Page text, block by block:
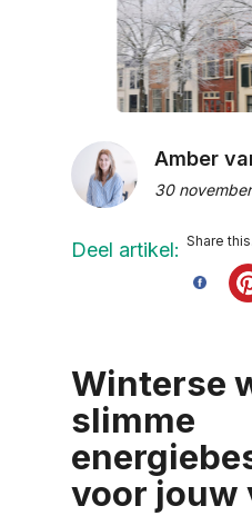
Amber
30
Deel artikel: Share
Winterse
slimme
voor jouw